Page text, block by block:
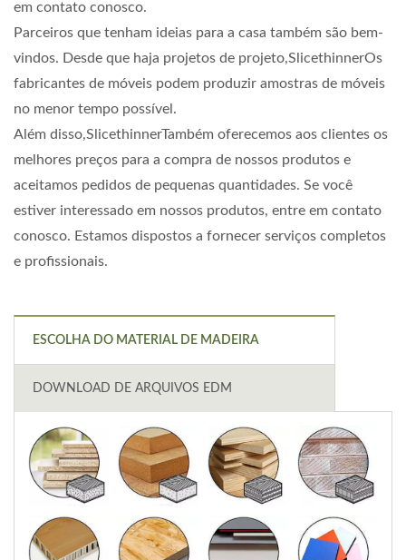
em contato conosco.
Parceiros que tenham ideias para a casa também são bem-
vindos. Desde que haja projetos de projeto,SlicethinnerOs
fabricantes de móveis podem produzir amostras de móveis
no menor tempo possível.
Além disso,SlicethinnerTambém oferecemos aos clientes os
melhores preços para a compra de nossos produtos e
aceitamos pedidos de pequenas quantidades. Se você
estiver interessado em nossos produtos, entre em contato
conosco. Estamos dispostos a fornecer serviços completos
e profissionais.
ESCOLHA DO MATERIAL DE MADEIRA
DOWNLOAD DE ARQUIVOS EDM